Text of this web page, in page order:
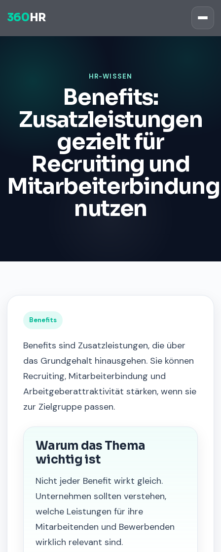
360 HR
HR-WISSEN
Benefits:
Zusatzleistungen
gezielt für
Recruiting und
Mitarbeiterbindung
nutzen
Benefits
Benefits sind Zusatzleistungen, die über
das Grundgehalt hinausgehen. Sie können
Recruiting, Mitarbeiterbindung und
Arbeitgeberattraktivität stärken, wenn sie
zur Zielgruppe passen.
Warum das Thema
wichtig ist
Nicht jeder Benefit wirkt gleich.
Unternehmen sollten verstehen,
welche Leistungen für ihre
Mitarbeitenden und Bewerbenden
wirklich relevant sind.